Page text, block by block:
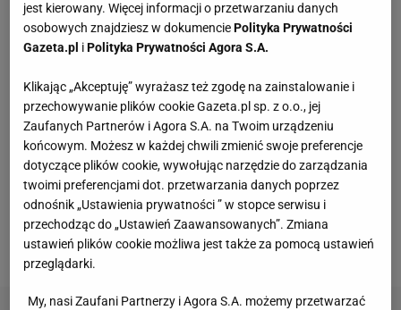
Po wtorkowym zwycięstwie nad Wizards Bulls po raz
pierwszy od 1998 roku w końcówce sezonu
Wschodniej. Wtedy pod wodzą Michaela Jordana
wywalczyli trzeci z rzędu a szósty w historii tytuł.
W tym sezonie też grają rewelacyjnie. Zwyciężyli w
14. z 16. ostatnich meczów, mają bilans 48
zwycięstw oraz 18 porażek i o jedną wygraną
wyprzedzają Boston Celitcs.
jest kierowany. Więcej informacji o przetwarzaniu danych
osobowych znajdziesz w dokumenciePolityka Prywatności
Gazeta.pl iPolityka Prywatności Agora S.A.
Klikając „Akceptuję” wyrażasz też zgodę na zainstalowanie i
przechowywanie plików cookie Gazeta.pl sp. z o.o., jej
Zaufanych Partnerów i Agora S.A. na Twoim urządzeniu
końcowym. Możesz w każdej chwili zmienić swoje preferencje
dotyczące plików cookie, wywołując narzędzie do zarządzania
twoimi preferencjami dot. przetwarzania danych poprzez
odnośnik „Ustawienia prywatności ” w stopce serwisu i
przechodząc do „Ustawień Zaawansowanych”. Zmiana
ustawień plików cookie możliwa jest także za pomocą ustawień
przeglądarki.
My, nasi Zaufani Partnerzy i Agora S.A. możemy przetwarzać